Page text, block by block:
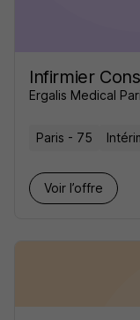
Infirmier
Ergalis Medical
Paris - 75
Voir l’offre